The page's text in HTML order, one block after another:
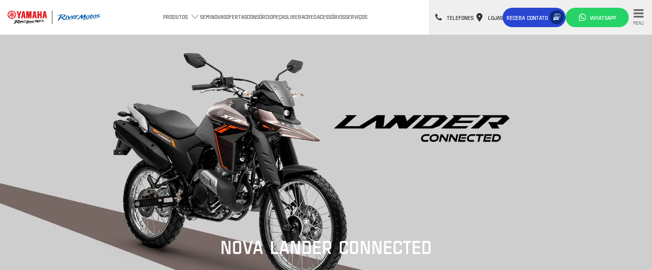
PRODUTOS SEMINOVASOFERTASCONSÓRCIOPEÇASLIBERACREDACESSÓRIOSSERVIÇOS TELEFONES LOJAS RECEBA CONTATO WHATSAPP
MENU
NOVA LANDER CONNECTED